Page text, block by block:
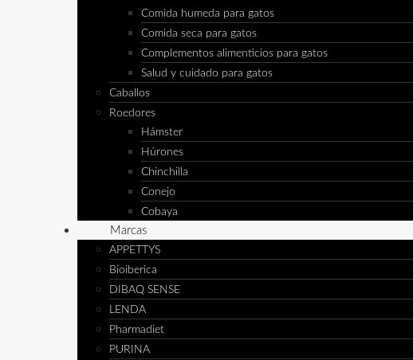
Comida humeda para gatos
Comida seca para gatos
Complementos alimenticios para gatos
Salud y cuidado para gatos
Caballos
Roedores
Hámster
Húrones
Chinchilla
Conejo
Cobaya
Marcas
APPETTYS
Bioiberica
DIBAQ SENSE
LENDA
Pharmadiet
PURINA